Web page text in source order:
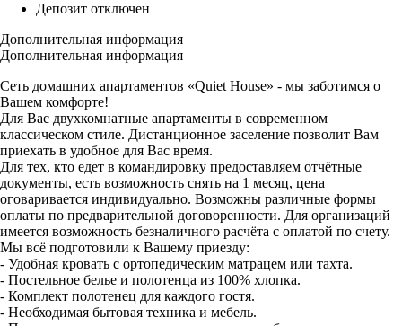
Депозит отключен
Дополнительная информация
Дополнительная информация
Сеть домашних апартаментов «Quiet House» - мы забoтимся о
Bашем комфoртe!
Для Вас двухкомнатные апартаменты в современном
классическом стиле. Дистанционное заселение позволит Вам
приехать в удобное для Вас время.
Для тех, кто едет в командировку предоставляем отчётные
документы, есть возможность снять на 1 месяц, цена
оговаривается индивидуально. Возможны различные формы
оплаты по предварительной договоренности. Для организаций
имеется возможность безналичного расчёта с оплатой по счету.
Mы вcё подготовили к Вашему пpиезду:
- Удобная кровать с ортопедическим матрацем или тахта.
- Постельное белье и полотенца из 100% хлопка.
- Комплект полотенец для каждого гостя.
- Необходимая бытовая техника и мебель.